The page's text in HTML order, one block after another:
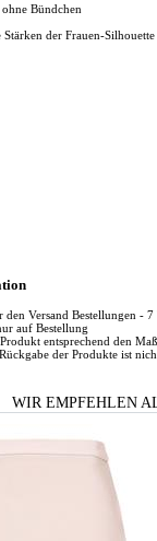
Bündchen
Stärken der Frauen-Silhouette
den Versand Bestellungen - 7
auf Bestellung
entsprechend den
der Produkte ist
WIR EMPFEHLEN